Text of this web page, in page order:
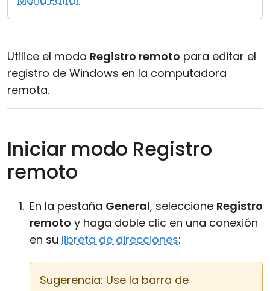
Utilice el modo Registro remoto para editar el
registro de Windows en la computadora
remota.
Iniciar modo Registro
remoto
En la pestaña General, seleccione Registro
remoto y haga doble clic en una conexión
en su libreta de direcciones:
Sugerencia: Use la barra de
Nube y local